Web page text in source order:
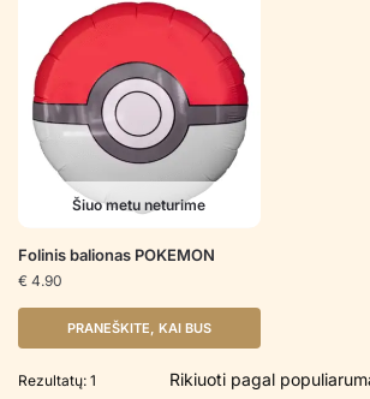
Šiuo metu neturime
Folinis balionas POKEMON
€ 4.90
PRANEŠKITE, KAI BUS
Rezultatų: 1